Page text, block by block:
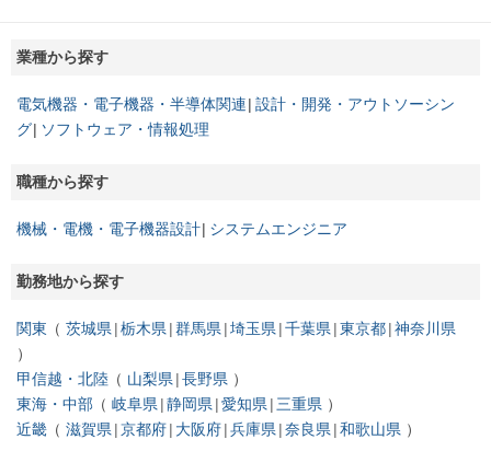
業種から探す
電気機器・電子機器・半導体関連 設計・開発・アウトソーシン
グ
ソフトウェア・情報処理
職種から探す
機械・電機・電子機器設計 システムエンジニア
勤務地から探す
関東 茨城県 栃木県 群馬県 埼玉県 千葉県 東京都 神奈川県
甲信越・北陸 山梨県 長野県
東海・中部
岐阜県 静岡県 愛知県 三重県
近畿
滋賀県 京都府 大阪府 兵庫県 奈良県 和歌山県